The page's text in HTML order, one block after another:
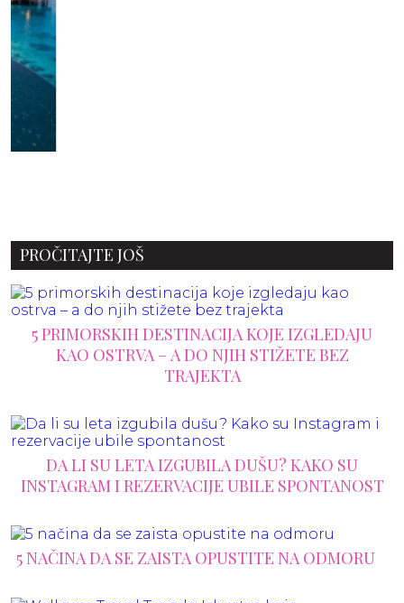
PROČITAJTE JOŠ
5 PRIMORSKIH DESTINACIJA KOJE IZGLEDAJU
KAO OSTRVA – A DO NJIH STIŽETE BEZ
TRAJEKTA
DA LI SU LETA IZGUBILA DUŠU? KAKO SU
INSTAGRAM I REZERVACIJE UBILE SPONTANOST
5 NAČINA DA SE ZAISTA OPUSTITE NA ODMORU